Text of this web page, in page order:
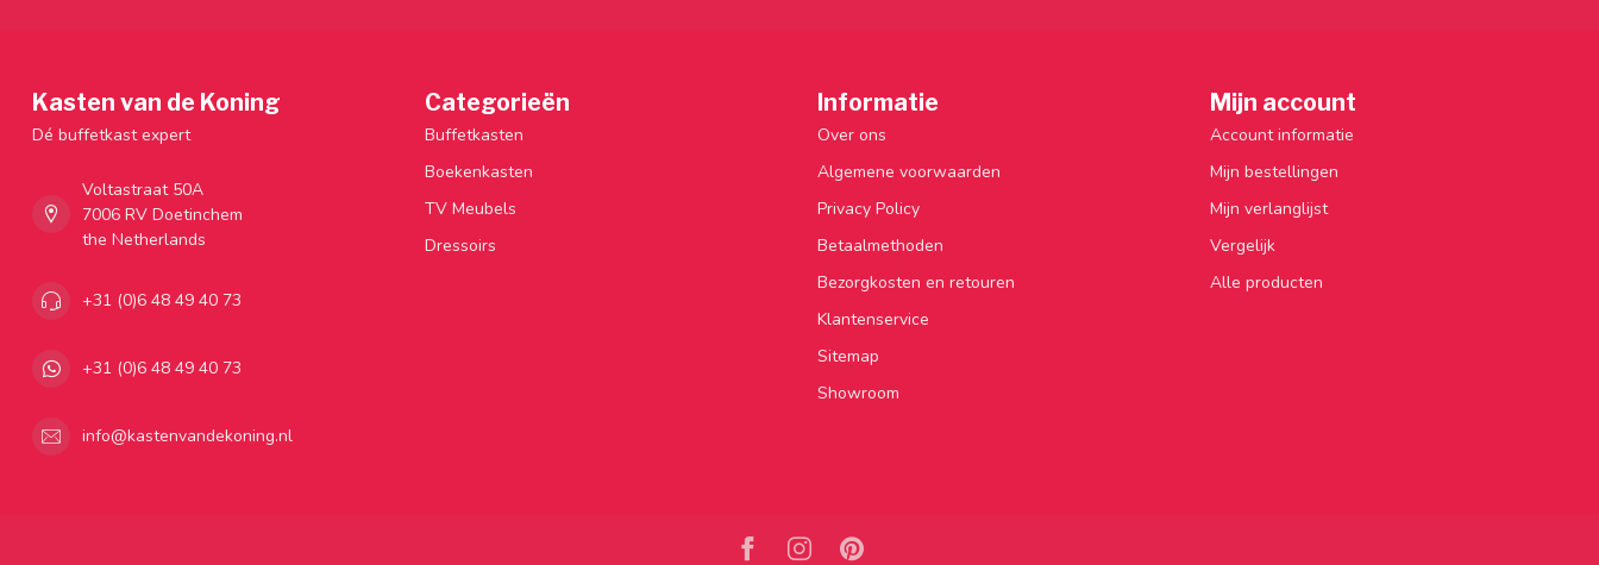
Kasten van de Koning
Dé buffetkast expert
Voltastraat 50A
7006 RV Doetinchem
the Netherlands
+31 (0)6 48 49 40 73
+31 (0)6 48 49 40 73
info@kastenvandekoning.nl
Categorieën
Buffetkasten
Boekenkasten
TV Meubels
Dressoirs
Informatie
Over ons
Algemene voorwaarden
Privacy Policy
Betaalmethoden
Bezorgkosten en retouren
Klantenservice
Sitemap
Showroom
Mijn account
Account informatie
Mijn bestellingen
Mijn verlanglijst
Vergelijk
Alle producten